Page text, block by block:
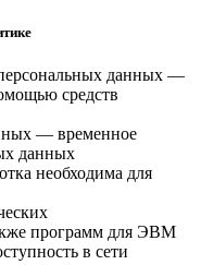
данных —
средств
— временное
данных
необходима для
программ для ЭВМ
в сети